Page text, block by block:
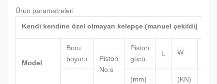
Ürün parametreleri
Kendi kendine özel olmayan kelepçe (manuel çekildi)
Model
Boru
boyutu
Piston
No.s
Piston
gücü
L W
(mm) (KN)